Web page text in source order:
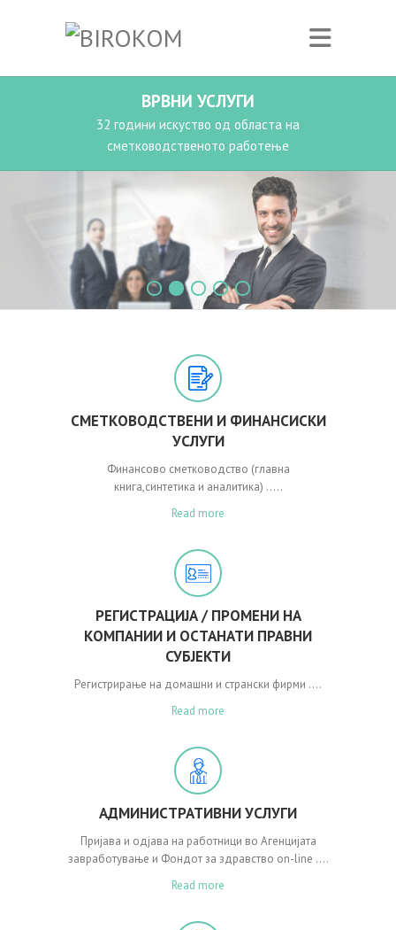
ВРВНИ УСЛУГИ
32 години искуство од областа на
сметководственото работење
1 2 3 4 5
СМЕТКОВОДСТВЕНИ И ФИНАНСИСКИ
УСЛУГИ
Финансово сметководство (главна
книга,синтетика и аналитика) …..
Read more
РЕГИСТРАЦИЈА / ПРОМЕНИ НА
КОМПАНИИ И ОСТАНАТИ ПРАВНИ
СУБЈЕКТИ
Регистрирање на домашни и странски фирми ….
Read more
АДМИНИСТРАТИВНИ УСЛУГИ
Пријава и одјава на работници во Агенцијата
завработување и Фондот за здравство on-line ….
Read more